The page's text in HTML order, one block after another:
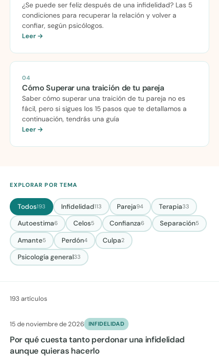
¿Se puede ser feliz después de una infidelidad? Las 5
condiciones para recuperar la relación y volver a
confiar, según psicólogos.
Leer →
04
Cómo Superar una traición de tu pareja
Saber cómo superar una traición de tu pareja no es
fácil, pero si sigues los 15 pasos que te detallamos a
continuación, tendrás una guía
Leer →
EXPLORAR POR TEMA
Todos193 Infidelidad113 Pareja94 Terapia33
Autoestima6 Celos5 Confianza6 Separación5
Amante5 Perdón4 Culpa2
Psicología general33
193 artículos
15 de noviembre de 2026 INFIDELIDAD
Por qué cuesta tanto perdonar una infidelidad
aunque quieras hacerlo